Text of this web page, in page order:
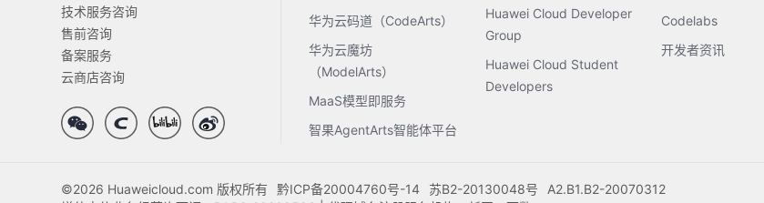
技术服务咨询
售前咨询
备案服务
云商店咨询
华为云码道（CodeArts）
华为云魔坊
（ModelArts）
MaaS模型即服务
智果AgentArts智能体平台
Huawei Cloud Developer
Group
Huawei Cloud Student
Developers
Codelabs
开发者资讯
©2026 Huaweicloud.com 版权所有 黔ICP备20004760号-14 苏B2-20130048号
A2.B1.B2-20070312